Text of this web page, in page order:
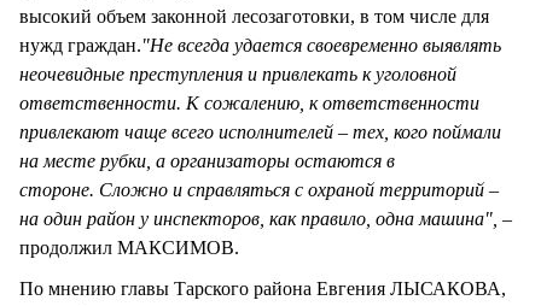
высокий объем законной лесозаготовки, в том числе для
нужд граждан."Не всегда удается своевременно выявлять
неочевидные преступления и привлекать к уголовной
ответственности. К сожалению, к ответственности
привлекают чаще всего исполнителей – тех, кого поймали
на месте рубки, а организаторы остаются в
стороне. Сложно и справляться с охраной территорий –
на один район у инспекторов, как правило, одна машина", –
продолжил МАКСИМОВ.
По мнению главы Тарского района Евгения ЛЫСАКОВА,